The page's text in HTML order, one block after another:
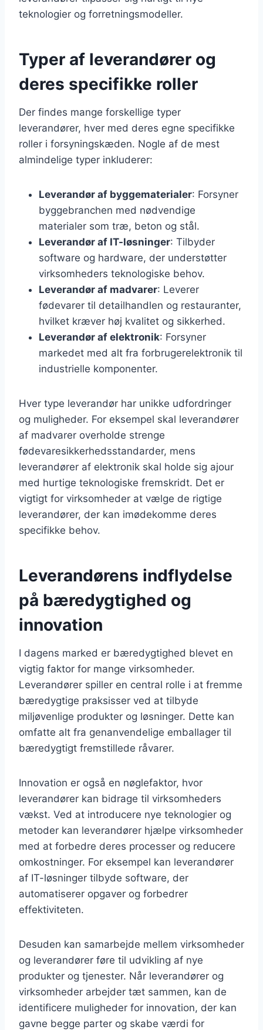
teknologier og forretningsmodeller.
Typer af leverandører og
deres specifikke roller
Der findes mange forskellige typer
leverandører, hver med deres egne specifikke
roller i forsyningskæden. Nogle af de mest
almindelige typer inkluderer:
Leverandør af byggematerialer: Forsyner
byggebranchen med nødvendige
materialer som træ, beton og stål.
Leverandør af IT-løsninger: Tilbyder
software og hardware, der understøtter
virksomheders teknologiske behov.
Leverandør af madvarer: Leverer
fødevarer til detailhandlen og restauranter,
hvilket kræver høj kvalitet og sikkerhed.
Leverandør af elektronik: Forsyner
markedet med alt fra forbrugerelektronik til
industrielle komponenter.
Hver type leverandør har unikke udfordringer
og muligheder. For eksempel skal leverandører
af madvarer overholde strenge
fødevaresikkerhedsstandarder, mens
leverandører af elektronik skal holde sig ajour
med hurtige teknologiske fremskridt. Det er
vigtigt for virksomheder at vælge de rigtige
leverandører, der kan imødekomme deres
specifikke behov.
Leverandørens indflydelse
på bæredygtighed og
innovation
I dagens marked er bæredygtighed blevet en
vigtig faktor for mange virksomheder.
Leverandører spiller en central rolle i at fremme
bæredygtige praksisser ved at tilbyde
miljøvenlige produkter og løsninger. Dette kan
omfatte alt fra genanvendelige emballager til
bæredygtigt fremstillede råvarer.
Innovation er også en nøglefaktor, hvor
leverandører kan bidrage til virksomheders
vækst. Ved at introducere nye teknologier og
metoder kan leverandører hjælpe virksomheder
med at forbedre deres processer og reducere
omkostninger. For eksempel kan leverandører
af IT-løsninger tilbyde software, der
automatiserer opgaver og forbedrer
effektiviteten.
Desuden kan samarbejde mellem virksomheder
og leverandører føre til udvikling af nye
produkter og tjenester. Når leverandører og
virksomheder arbejder tæt sammen, kan de
identificere muligheder for innovation, der kan
gavne begge parter og skabe værdi for